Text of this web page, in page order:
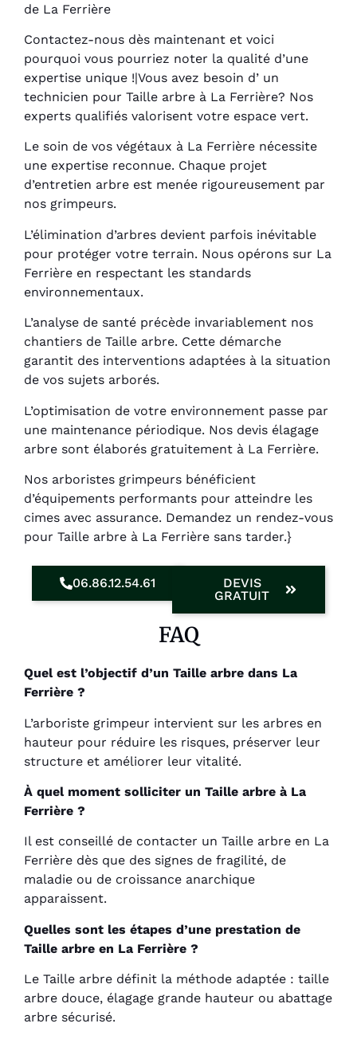
de La Ferrière
Contactez-nous dès maintenant et voici
pourquoi vous pourriez noter la qualité d’une
expertise unique !|Vous avez besoin d’ un
technicien pour Taille arbre à La Ferrière? Nos
experts qualifiés valorisent votre espace vert.
Le soin de vos végétaux à La Ferrière nécessite
une expertise reconnue. Chaque projet
d’entretien arbre est menée rigoureusement par
nos grimpeurs.
L’élimination d’arbres devient parfois inévitable
pour protéger votre terrain. Nous opérons sur La
Ferrière en respectant les standards
environnementaux.
L’analyse de santé précède invariablement nos
chantiers de Taille arbre. Cette démarche
garantit des interventions adaptées à la situation
de vos sujets arborés.
L’optimisation de votre environnement passe par
une maintenance périodique. Nos devis élagage
arbre sont élaborés gratuitement à La Ferrière.
Nos arboristes grimpeurs bénéficient
d’équipements performants pour atteindre les
cimes avec assurance. Demandez un rendez-vous
pour Taille arbre à La Ferrière sans tarder.}
06.86.12.54.61
DEVIS
GRATUIT
FAQ
Quel est l’objectif d’un Taille arbre dans La
Ferrière ?
L’arboriste grimpeur intervient sur les arbres en
hauteur pour réduire les risques, préserver leur
structure et améliorer leur vitalité.
À quel moment solliciter un Taille arbre à La
Ferrière ?
Il est conseillé de contacter un Taille arbre en La
Ferrière dès que des signes de fragilité, de
maladie ou de croissance anarchique
apparaissent.
Quelles sont les étapes d’une prestation de
Taille arbre en La Ferrière ?
Le Taille arbre définit la méthode adaptée : taille
arbre douce, élagage grande hauteur ou abattage
arbre sécurisé.